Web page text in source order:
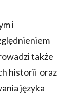
i
także
historii oraz
języka